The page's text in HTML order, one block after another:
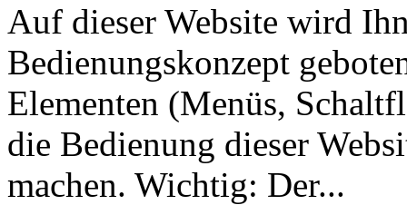
Auf dieser Website wird
Bedienungskonzept
Elementen (Menüs,
die Bedienung dieser
machen. Wichtig: Der...